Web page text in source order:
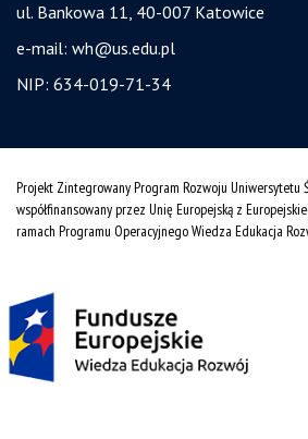
ul. Bankowa 11, 40-007 Katowice
e-mail: wh@us.edu.pl
NIP: 634-019-71-34
Projekt Zintegrowany Program Rozwoju Uniwersytetu
współfinansowany przez Unię Europejską z
ramach Programu Operacyjnego Wiedza Edukacja